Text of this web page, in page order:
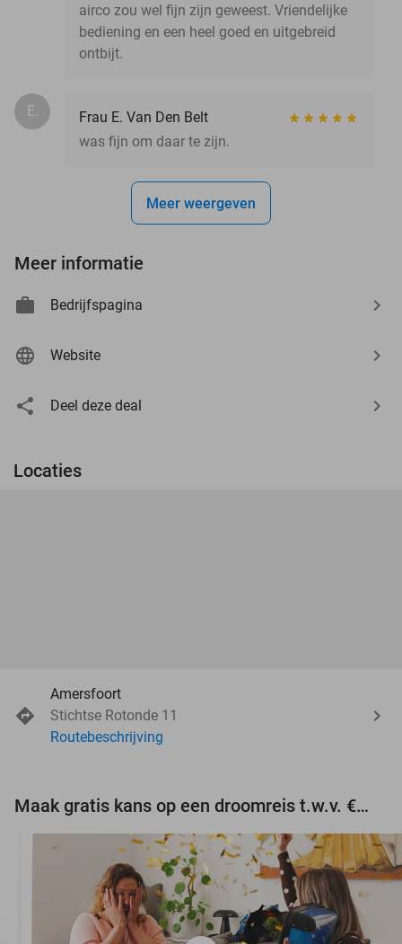
airco zou wel fijn zijn geweest. Vriendelijke
bediening en een heel goed en uitgebreid
ontbijt.
E.
Frau E. Van Den Belt
was fijn om daar te zijn.
Meer weergeven
Meer informatie
Bedrijfspagina
Website
Deel deze deal
Locaties
Amersfoort
Stichtse Rotonde 11
Routebeschrijving
Maak gratis kans op een droomreis t.w.v. €3.000!